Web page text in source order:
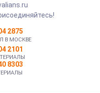
2875
В МОСКВЕ
2101
8303